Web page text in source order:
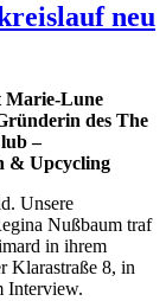
neu
Marie-Lune
des The
–
& Upcycling
Unsere
Nußbaum traf
in ihrem
Klarastraße 8, in
Interview.